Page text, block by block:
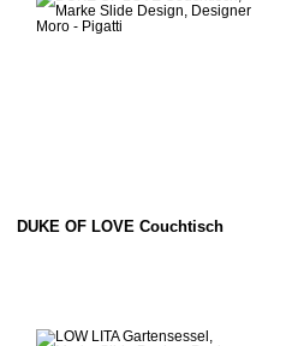
DUKE OF LOVE Couchtisch